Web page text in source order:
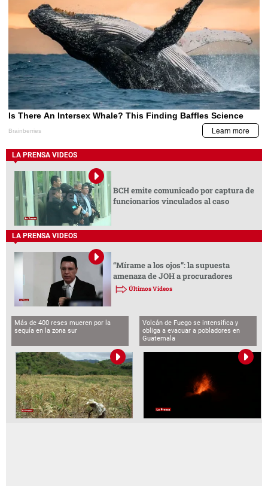
LA PRENSA VIDEOS
BCH emite comunicado por captura de
funcionarios vinculados al caso
LA PRENSA VIDEOS
“Mírame a los ojos”: la supuesta
amenaza de JOH a procuradores
Últimos Videos
Más de 400 reses mueren por la
sequía en la zona sur
Volcán de Fuego se intensifica y
obliga a evacuar a pobladores en
Guatemala